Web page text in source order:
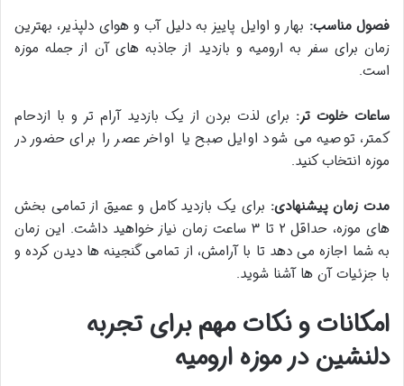
فصول مناسب: بهار و اوایل پاییز به دلیل آب و هوای دلپذیر، بهترین
زمان برای سفر به ارومیه و بازدید از جاذبه های آن از جمله موزه
است.
ساعات خلوت تر: برای لذت بردن از یک بازدید آرام تر و با ازدحام
کمتر، توصیه می شود اوایل صبح یا اواخر عصر را برای حضور در
موزه انتخاب کنید.
مدت زمان پیشنهادی: برای یک بازدید کامل و عمیق از تمامی بخش
های موزه، حداقل ۲ تا ۳ ساعت زمان نیاز خواهید داشت. این زمان
به شما اجازه می دهد تا با آرامش، از تمامی گنجینه ها دیدن کرده و
با جزئیات آن ها آشنا شوید.
امکانات و نکات مهم برای تجربه
دلنشین در موزه ارومیه